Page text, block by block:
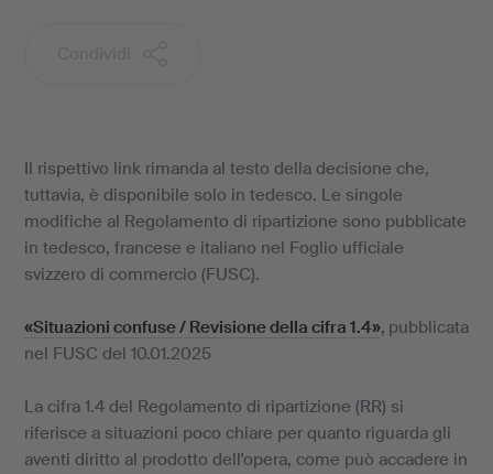
Il rispettivo link rimanda al testo della decisione che,
tuttavia, è disponibile solo in tedesco. Le singole
modifiche al Regolamento di ripartizione sono pubblicate
in tedesco, francese e italiano nel Foglio ufficiale
svizzero di commercio (FUSC).
«Situazioni confuse / Revisione della cifra 1.4», pubblicata
nel FUSC del 10.01.2025
La cifra 1.4 del Regolamento di ripartizione (RR) si
riferisce a situazioni poco chiare per quanto riguarda gli
aventi diritto al prodotto dell'opera, come può accadere in